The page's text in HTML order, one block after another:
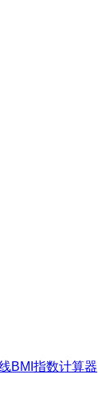
BMI指数计算器